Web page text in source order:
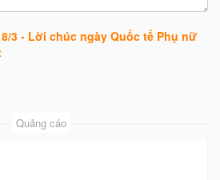
3 - Lời chúc ngày Quốc tế Phụ nữ
Quảng cáo